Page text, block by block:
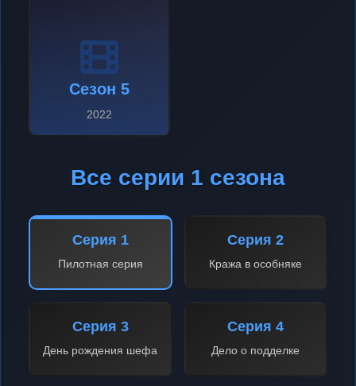
Сезон 5
2022
Все серии 1 сезона
Серия 1
Пилотная серия
Серия 2
Кража в особняке
Серия 3
День рождения шефа
Серия 4
Дело о подделке